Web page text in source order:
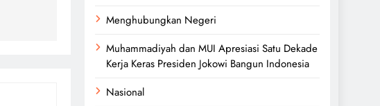
Menghubungkan Negeri
Muhammadiyah dan MUI Apresiasi Satu Dekade
Kerja Keras Presiden Jokowi Bangun Indonesia
Nasional